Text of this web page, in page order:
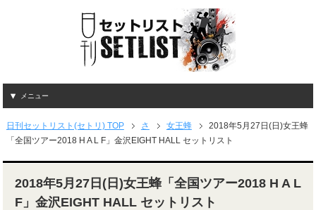
メニュー
日刊セットリスト(セトリ) TOP さ 女王蜂
2018年5月27日(日)女王蜂
「全国ツアー2018 H A L F」金沢EIGHT HALL セットリスト
2018年5月27日(日)女王蜂「全国ツアー2018 H A L
F」金沢EIGHT HALL セットリスト